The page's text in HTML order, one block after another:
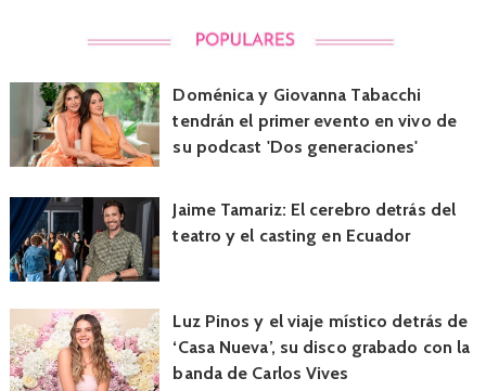
Doménica y Giovanna Tabacchi
tendrán el primer evento en vivo de
su podcast 'Dos generaciones'
Jaime Tamariz: El cerebro detrás del
teatro y el casting en Ecuador
Luz Pinos y el viaje místico detrás de
‘Casa Nueva’, su disco grabado con la
banda de Carlos Vives